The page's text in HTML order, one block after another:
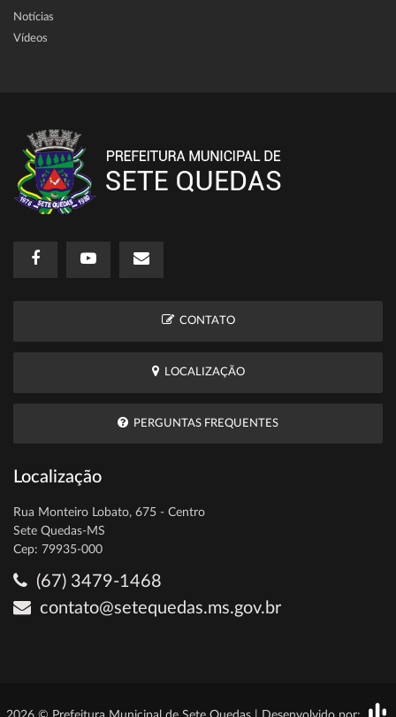
Notícias
Vídeos
CONTATO
LOCALIZAÇÃO
PERGUNTAS FREQUENTES
Localização
Rua Monteiro Lobato, 675 - Centro
Sete Quedas-MS
Cep: 79935-000
(67) 3479-1468
contato@setequedas.ms.gov.br